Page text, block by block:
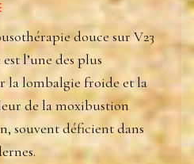
douce sur V23
l’une des plus
la lombalgie froide et la
de la moxibustion
souvent déficient dans